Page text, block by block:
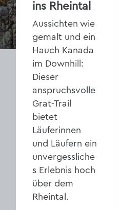
ins Rheintal
Aussichten wie
gemalt und ein
Hauch Kanada
im Downhill:
Dieser
anspruchsvolle
Grat-Trail
bietet
Läuferinnen
und Läufern ein
unvergessliche
s Erlebnis hoch
über dem
Rheintal.